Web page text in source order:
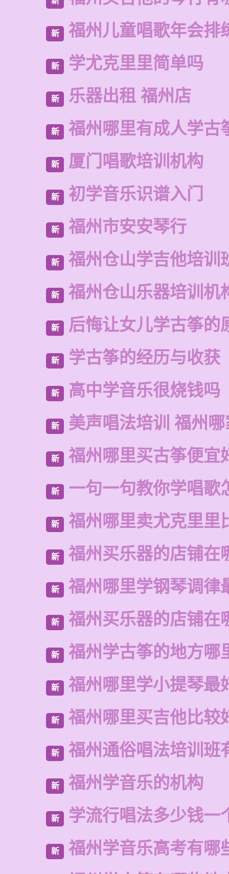
新 福州儿童唱歌年会排
新 学尤克里里简单吗
新 乐器出租 福州店
新 福州哪里有成人学古
新 厦门唱歌培训机构
新 初学音乐识谱入门
新 福州市安安琴行
新 福州仓山学吉他培训
新 福州仓山乐器培训机
新 后悔让女儿学古筝的
新 学古筝的经历与收获
新 高中学音乐很烧钱吗
新 美声唱法培训 福州
新 福州哪里买古筝便宜
新 一句一句教你学唱歌
新 福州哪里卖尤克里里
新 福州买乐器的店铺在
新 福州哪里学钢琴调律
新 福州买乐器的店铺在
新 福州学古筝的地方哪
新 福州哪里学小提琴最
新 福州哪里买吉他比较
新 福州通俗唱法培训班
新 福州学音乐的机构
新 学流行唱法多少钱一
新 福州学音乐高考有哪